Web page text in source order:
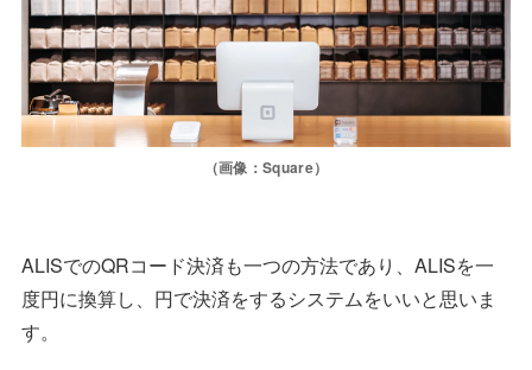
（画像：Square）
ALISでのQRコード決済も一つの方法であり、ALISを一
度円に換算し、円で決済をするシステムをいいと思いま
す。